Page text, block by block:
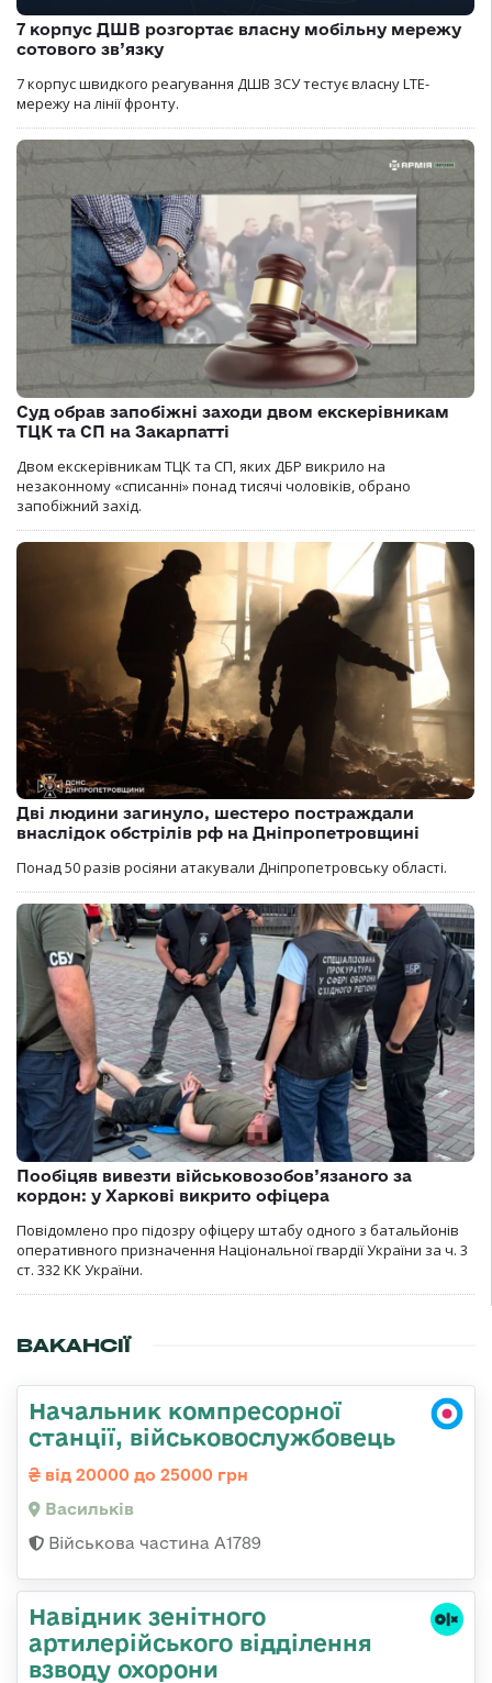
7 корпус ДШВ розгортає власну мобільну мережу
сотового зв’язку
7 корпус швидкого реагування ДШВ ЗСУ тестує власну LTE-
мережу на лінії фронту.
Суд обрав запобіжні заходи двом екскерівникам
ТЦК та СП на Закарпатті
Двом екскерівникам ТЦК та СП, яких ДБР викрило на
незаконному «списанні» понад тисячі чоловіків, обрано
запобіжний захід.
Дві людини загинуло, шестеро постраждали
внаслідок обстрілів рф на Дніпропетровщині
Понад 50 разів росіяни атакували Дніпропетровську області.
Пообіцяв вивезти військовозобов’язаного за
кордон: у Харкові викрито офіцера
Повідомлено про підозру офіцеру штабу одного з батальйонів
оперативного призначення Національної гвардії України за ч. 3
ст. 332 КК України.
ВАКАНСІЇ
Начальник компресорної
станції, військовослужбовець
від 20000 до 25000 грн
Васильків
Військова частина А1789
Навідник зенітного
артилерійського відділення
взводу охорони